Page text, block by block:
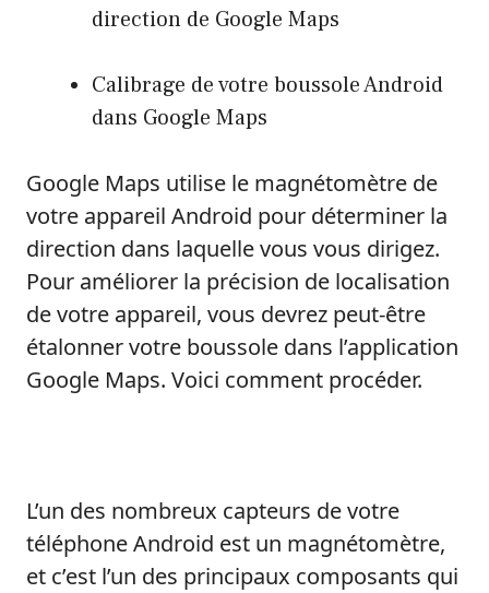
direction de Google Maps
Calibrage de votre boussole Android
dans Google Maps
Google Maps utilise le magnétomètre de
votre appareil Android pour déterminer la
direction dans laquelle vous vous dirigez.
Pour améliorer la précision de localisation
de votre appareil, vous devrez peut-être
étalonner votre boussole dans l’application
Google Maps. Voici comment procéder.
L’un des nombreux capteurs de votre
téléphone Android est un magnétomètre,
et c’est l’un des principaux composants qui